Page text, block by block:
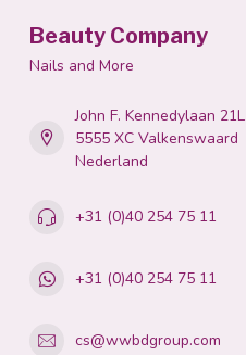
Beauty Company
Nails and More
John F. Kennedylaan 21L
5555 XC Valkenswaard
Nederland
+31 (0)40 254 75 11
+31 (0)40 254 75 11
cs@wwbdgroup.com